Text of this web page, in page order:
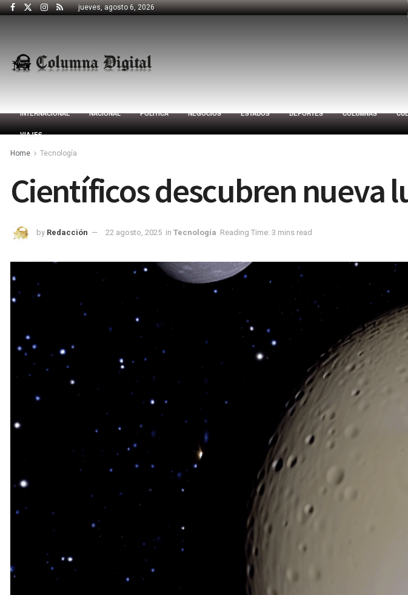
jueves, agosto 6, 2026
INTERNACIONAL NACIONAL POLÍTICA NEGOCIOS ESTADOS DEPORTES COLUMNAS
VIAJES
Home Tecnología
Científicos descubren nueva
by Redacción 22 agosto, 2025 in Tecnología Reading Time: 3 mins read